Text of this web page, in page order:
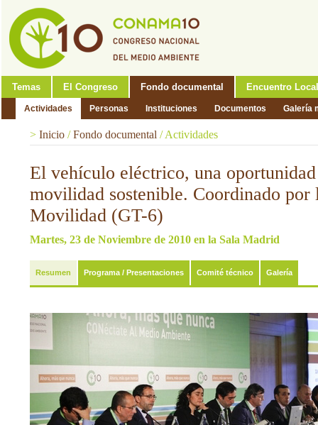
Temas El Congreso Fondo documental Encuentro Local
Actividades Personas Instituciones Documentos Galería
> Inicio /Fondo documental / Actividades
El vehículo eléctrico, una
movilidad sostenible. Coordinado por
Movilidad (GT-6)
Martes, 23 de Noviembre de 2010 en la Sala Madrid
Resumen Programa / Presentaciones Comité técnico Galería